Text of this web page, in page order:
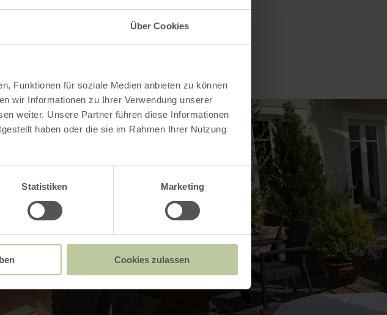
Über Cookies
Funktionen für soziale Medien anbieten zu können
wir Informationen zu Ihrer Verwendung unserer
weiter. Unsere Partner führen diese Informationen
haben oder die sie im Rahmen Ihrer Nutzung
Statistiken Marketing
Cookies zulassen